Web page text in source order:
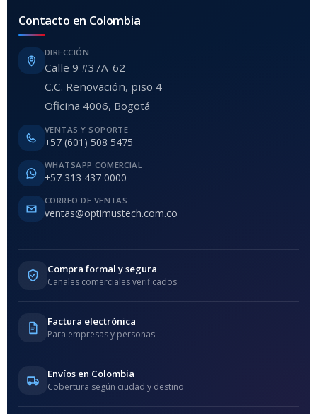
Contacto en Colombia
DIRECCIÓN
Calle 9 #37A-62
C.C. Renovación, piso 4
Oficina 4006, Bogotá
VENTAS Y SOPORTE
+57 (601) 508 5475
WHATSAPP COMERCIAL
+57 313 437 0000
CORREO DE VENTAS
ventas@optimustech.com.co
Compra formal y segura
Canales comerciales verificados
Factura electrónica
Para empresas y personas
Envíos en Colombia
Cobertura según ciudad y destino